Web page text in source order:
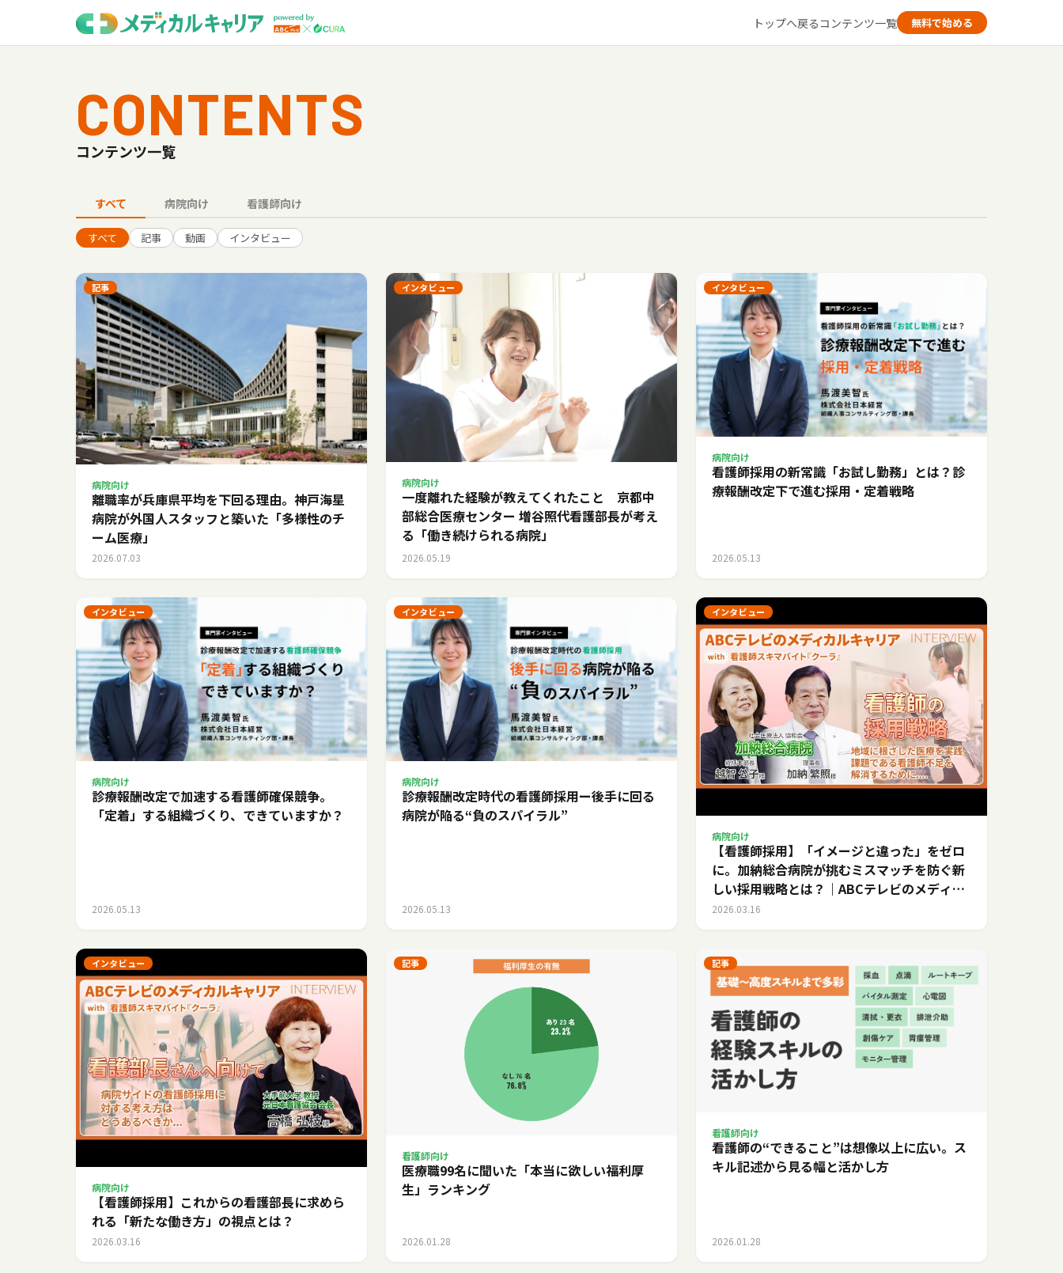
トップへ戻るコンテンツ一覧 無料で始める
CONTENTS
コンテンツ一覧
すべて 病院向け 看護師向け
すべて 記事 動画 インタビュー
記事
病院向け
離職率が兵庫県平均を下回る理由。神戸海星
病院が外国人スタッフと築いた「多様性のチ
ーム医療」
2026.07.03
インタビュー
病院向け
一度離れた経験が教えてくれたこと 京都中
部総合医療センター 増谷照代看護部長が考え
る「働き続けられる病院」
2026.05.19
インタビュー
病院向け
看護師採用の新常識「お試し勤務」とは？診
療報酬改定下で進む採用・定着戦略
2026.05.13
インタビュー
病院向け
診療報酬改定で加速する看護師確保競争。
「定着」する組織づくり、できていますか？
2026.05.13
インタビュー
病院向け
診療報酬改定時代の看護師採用ー後手に回る
病院が陥る“負のスパイラル”
2026.05.13
インタビュー
病院向け
【看護師採用】「イメージと違った」をゼロ
に。加納総合病院が挑むミスマッチを防ぐ新
しい採用戦略とは？｜ABCテレビのメディカ
ルキャリア
2026.03.16
インタビュー
病院向け
【看護師採用】これからの看護部長に求めら
れる「新たな働き方」の視点とは？
2026.03.16
記事
看護師向け
医療職99名に聞いた「本当に欲しい福利厚
生」ランキング
2026.01.28
記事
看護師向け
看護師の“できること”は想像以上に広い。ス
キル記述から見る幅と活かし方
2026.01.28